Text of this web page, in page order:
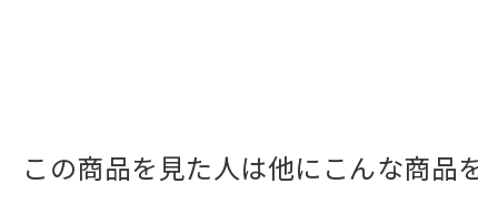
この商品を見た人は他にこんな商品